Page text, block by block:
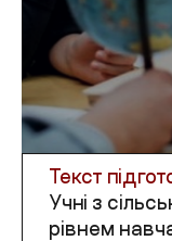
Текст
Учні з
рівнем